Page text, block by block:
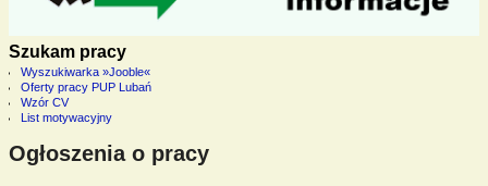
Szukam pracy
Wyszukiwarka »Jooble«
Oferty pracy PUP Lubań
Wzór CV
List motywacyjny
Ogłoszenia o pracy